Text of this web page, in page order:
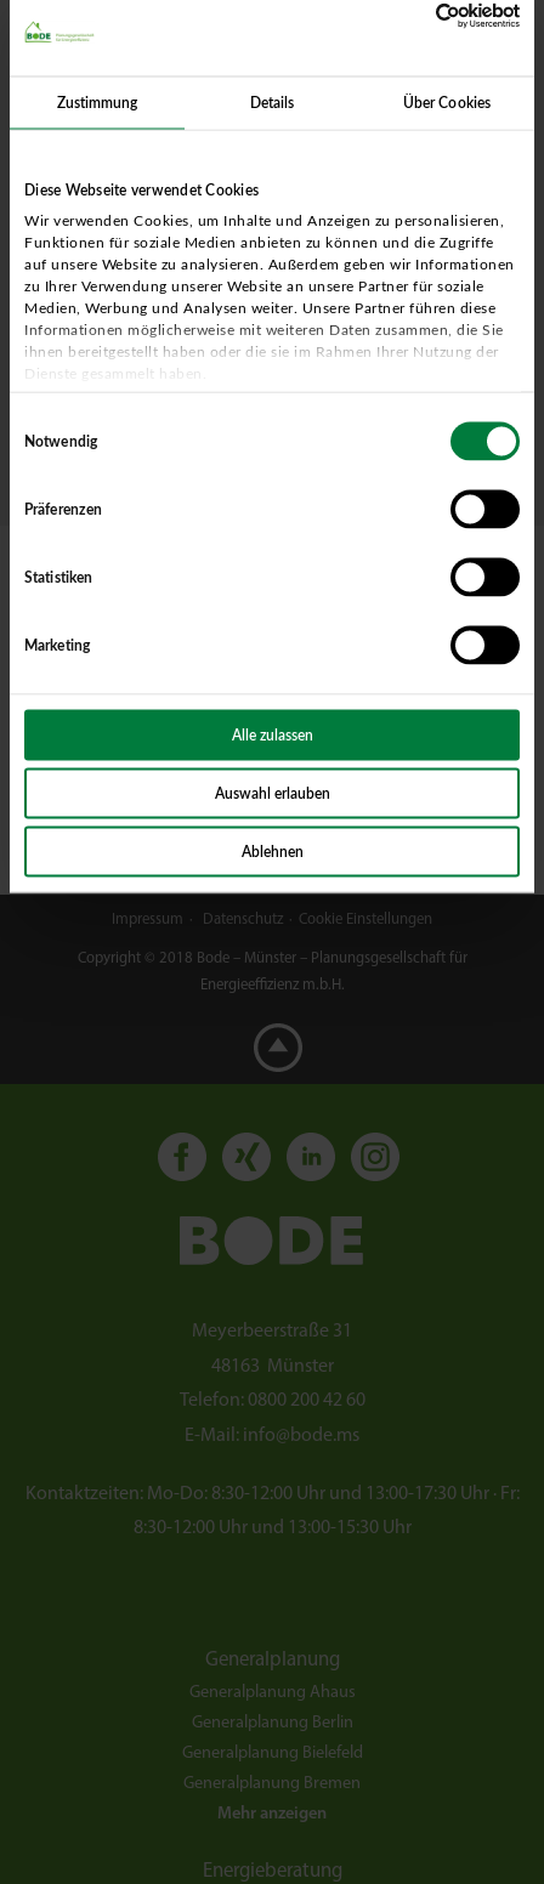
Zustimmung Details Über Cookies
Diese Webseite verwendet Cookies
Wir verwenden Cookies, um Inhalte und Anzeigen zu personalisieren,
Funktionen für soziale Medien anbieten zu können und die Zugriffe
auf unsere Website zu analysieren. Außerdem geben wir Informationen
zu Ihrer Verwendung unserer Website an unsere Partner für soziale
Medien, Werbung und Analysen weiter. Unsere Partner führen diese
Informationen möglicherweise mit weiteren Daten zusammen, die Sie
ihnen bereitgestellt haben oder die sie im Rahmen Ihrer Nutzung der
Dienste gesammelt haben.
Notwendig
Präferenzen
Statistiken
Marketing
Alle zulassen
Auswahl erlauben
Ablehnen
Standorte in Ihrer Nähe
HIER FINDEN SIE IHRE
ANSPRECHPARTNER
Wir haben Niederlassungen in Nordrhein-Westfalen, Niedersachsen,
Kontaktformular nutzen
Impressum Datenschutz Cookie Einstellungen
Copyright © 2018 Bode – Münster – Planungsgesellschaft für
Energieeffizienz m.b.H.
Meyerbeerstraße 31
48163 Münster
Telefon: 0800 200 42 60
E-Mail: info@bode.ms
Kontaktzeiten: Mo-Do: 8:30-12:00 Uhr und 13:00-17:30 Uhr · Fr:
8:30-12:00 Uhr und 13:00-15:30 Uhr
Generalplanung
Generalplanung Ahaus
Generalplanung Berlin
Generalplanung Bielefeld
Generalplanung Bremen
Mehr anzeigen
Energieberatung